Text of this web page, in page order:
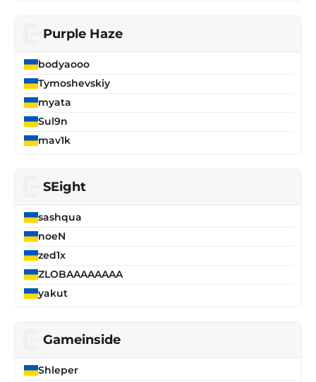
Purple Haze
bodyaooo
Tymoshevskiy
myata
Sul9n
mav1k
SEight
sashqua
noeN
zed1x
ZLOBAAAAAAAA
yakut
Gameinside
Shleper